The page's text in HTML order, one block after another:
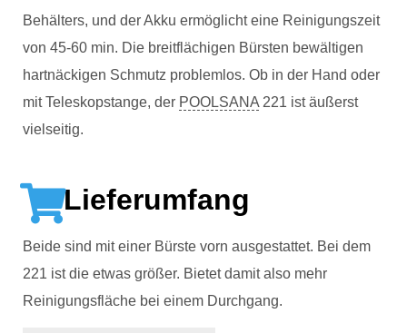
Behälters, und der Akku ermöglicht eine Reinigungszeit
von 45-60 min. Die breitflächigen Bürsten bewältigen
hartnäckigen Schmutz problemlos. Ob in der Hand oder
mit Teleskopstange, der POOLSANA 221 ist äußerst
vielseitig.
Lieferumfang
Beide sind mit einer Bürste vorn ausgestattet. Bei dem
221 ist die etwas größer. Bietet damit also mehr
Reinigungsfläche bei einem Durchgang.